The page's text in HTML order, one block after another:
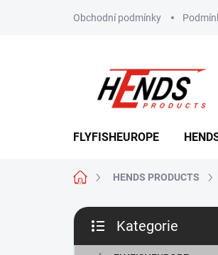
Obchodní podmínky
FLYFISHEUROPE
Domů HENDS PRODUCTS
P
s
kategorie
Kategorie